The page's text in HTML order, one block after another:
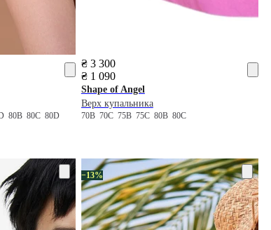
80B80C80D
₴ 3 300
₴ 1 090
Shape of Angel
Верх купальника
70B 70C 75B 75C 80B 80C
−13%